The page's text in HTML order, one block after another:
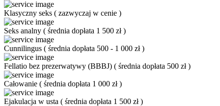
Klasyczny seks ( zazwyczaj w cenie )
Seks analny ( średnia dopłata 1 500 zł)
Cunnilingus ( średnia dopłata 500 - 1 000 zł)
Fellatio bez prezerwatywy (BBBJ) ( średnia dopłata 500 zł)
Całowanie ( średnia dopłata 1 000 zł)
Ejakulacja w usta ( średnia dopłata 1 500 zł)